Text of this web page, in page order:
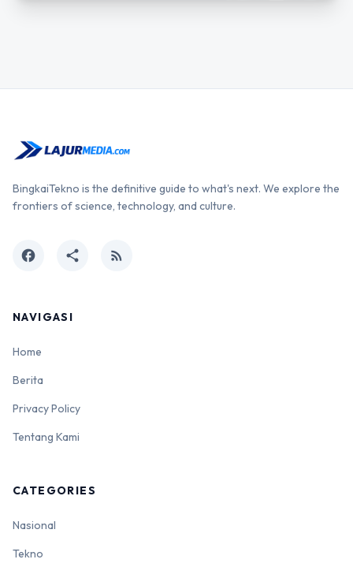
BingkaiTekno is the definitive guide to what's next. We explore the
frontiers of science, technology, and culture.
facebook share rss_feed
NAVIGASI
Home
Berita
Privacy Policy
Tentang Kami
CATEGORIES
Nasional
Tekno